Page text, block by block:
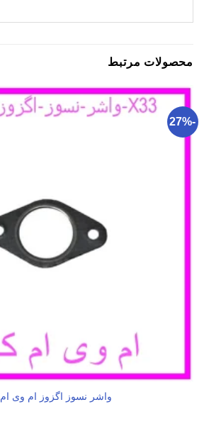
محصولات مرتبط
-27%
واشر نسوز اگزوز ام وی ام X33